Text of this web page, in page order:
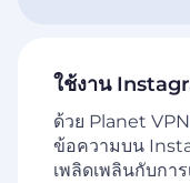
ใช้งาน
ด้วย Planet
ข้อความบน
เพลิดเพลินกับกา